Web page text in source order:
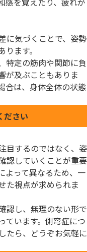
に気づくことで、姿勢
ます。
特定の筋肉や関節に負
が及ぶこともありま
合は、身体全体の状態
ださい
目するのではなく、姿
認していくことが重要
よって異なるため、一
た視点が求められま
認し、無理のない形で
ています。側弯症につ
たら、どうぞお気軽に